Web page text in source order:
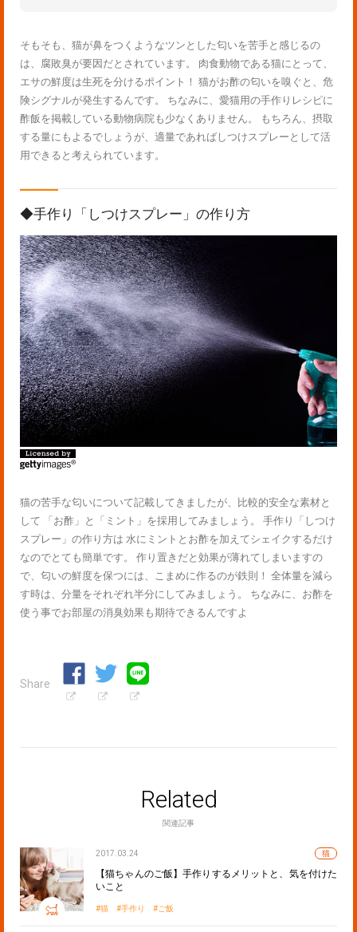
そもそも、猫が鼻をつくようなツンとした匂いを苦手と感じるの
は、腐敗臭が要因だとされています。 肉食動物である猫にとって、
エサの鮮度は生死を分けるポイント！ 猫がお酢の匂いを嗅ぐと、危
険シグナルが発生するんです。 ちなみに、愛猫用の手作りレシピに
酢飯を掲載している動物病院も少なくありません。 もちろん、摂取
する量にもよるでしょうが、適量であればしつけスプレーとして活
用できると考えられています。
◆手作り「しつけスプレー」の作り方
猫の苦手な匂いについて記載してきましたが、比較的安全な素材と
して 「お酢」と「ミント」を採用してみましょう。 手作り「しつけ
スプレー」の作り方は 水にミントとお酢を加えてシェイクするだけ
なのでとても簡単です。 作り置きだと効果が薄れてしまいますの
で、匂いの鮮度を保つには、こまめに作るのが鉄則！ 全体量を減ら
す時は、分量をそれぞれ半分にしてみましょう。 ちなみに、お酢を
使う事でお部屋の消臭効果も期待できるんですよ
Share
Related
関連記事
2017.03.24 猫
【猫ちゃんのご飯】手作りするメリットと、気を付けた
いこと
猫 手作り ご飯